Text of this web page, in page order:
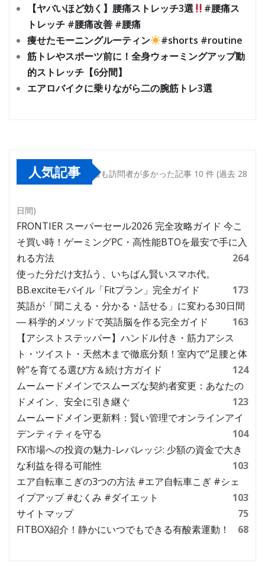
【ヤバいほど効く】腰痛ストレッチ3選
#腰痛ス
トレッチ #腰痛改善 #腰痛
痩せたモーニングルーティン
#shorts #routine
筋トレやスポーツ前に！全身ウォーミングアップ動
的ストレッチ【6分間】
エアロバイクに乗りながら二の腕筋トレ3選
人気記事 最も訪問者が多かった記事 10 件 (過去 28
日間)
FRONTIER スーパーセール2026 完全攻略ガイド 今こ
そ買い時！ゲーミングPC・高性能BTOを最安で手に入
れる方法
264
使った分だけ支払う、いちばん賢いスマホ代。
BB.exciteモバイル「Fitプラン」完全ガイド
173
英語が「聞こえる・分かる・話せる」に変わる30日間
― 科学的メソッドで英語脳を作る完全ガイド
163
【アシストステッパー】ハンドル付き・筋力アシス
ト・ツイスト・天然木まで徹底分類！室内で“足腰と体
幹”を育てる選び方＆続け方ガイド
124
ムームードメインでスムーズな契約者変更：あなたの
ドメイン、安全に引き継ぐ
123
ムームードメイン更新料：賢い管理でオンラインアイ
デンティティを守る
104
FX市場への投資の魅力-レバレッジ: 少額の資金で大き
な利益を得る可能性
103
エア自転車こぎの3つの方法 #エア自転車こぎ #シェ
イプアップ #むくみ #ダイエット
103
サイトマップ
75
FITBOX紹介！静かにいつでもできる有酸素運動！
68